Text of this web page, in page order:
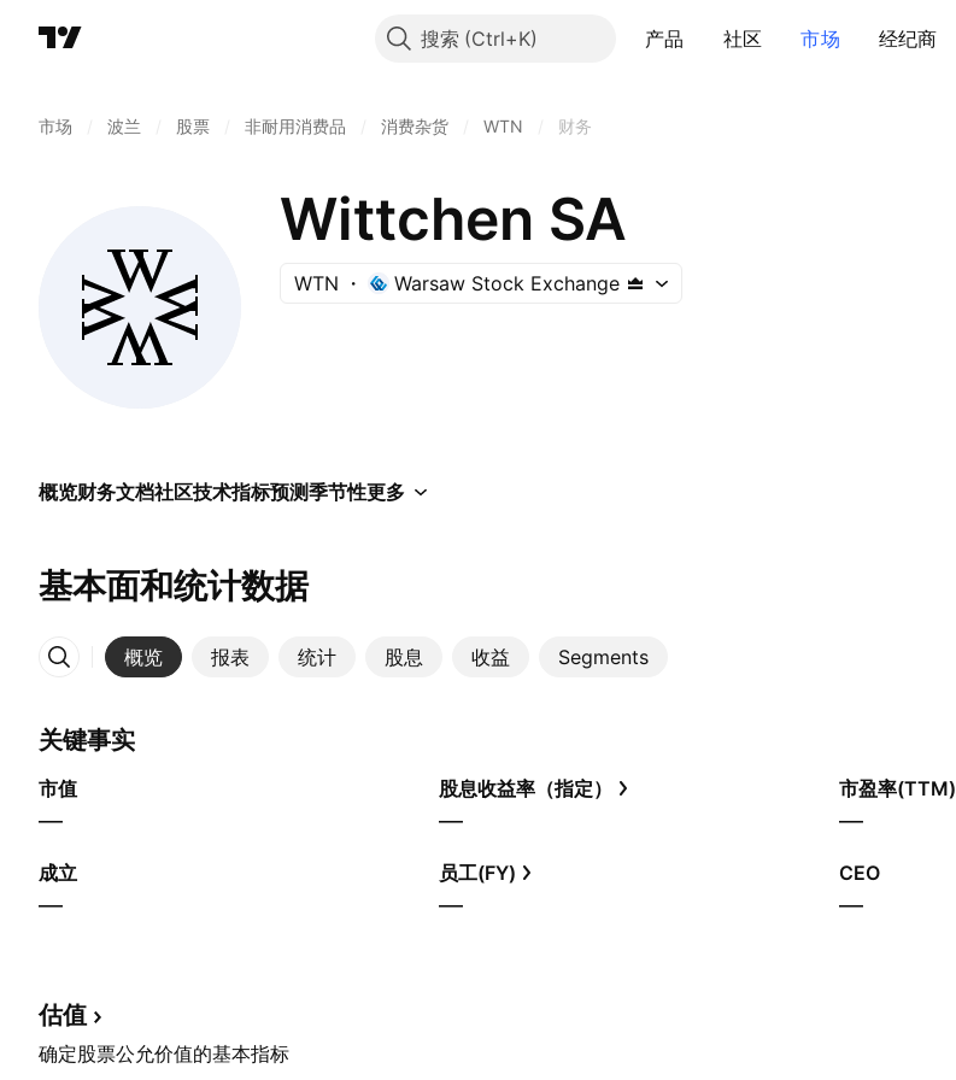
搜索 产品 社区 市场 经纪商
市场 波兰 股票 非耐用消费品 消费杂货 WTN 财务
Wittchen SA
WTN Warsaw Stock Exchange
概览财务文档社区技术指标预测季节性更多
基本面和统计数据
概览 报表 统计 股息 收益 Segments
更多
关键事实
市值
—
股息收益率（指定）
—
市盈率(TTM)
—
成立
—
员工(FY)
—
CEO
—
估值
确定股票公允价值的基本指标